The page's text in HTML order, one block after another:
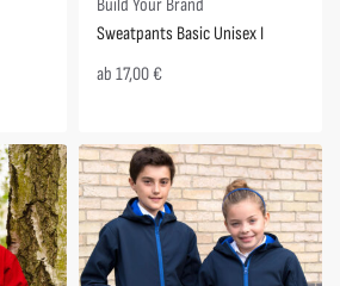
Build Your Brand
Sweatpants Basic Unisex I
ab 17,00 €